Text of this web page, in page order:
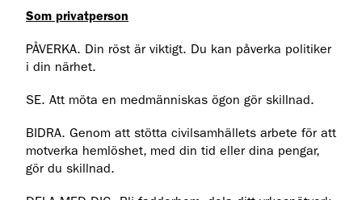
Som privatperson
PÅVERKA. Din röst är viktigt. Du kan påverka politiker
i din närhet.
SE. Att möta en medmänniskas ögon gör skillnad.
BIDRA. Genom att stötta civilsamhällets arbete för att
motverka hemlöshet, med din tid eller dina pengar,
gör du skillnad.